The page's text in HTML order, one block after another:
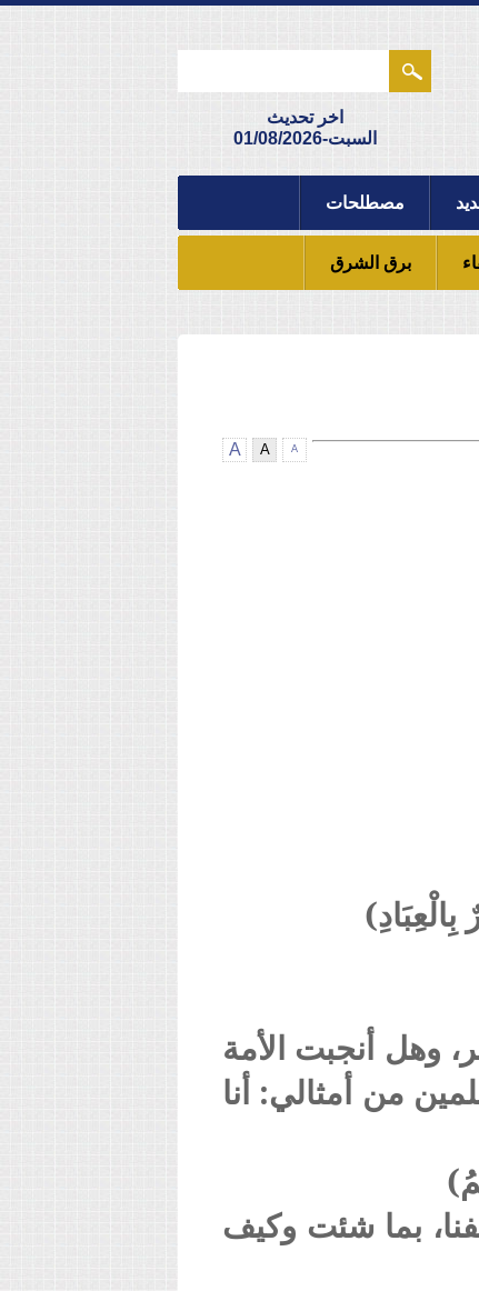
اخر تحديث
السبت-01/08/2026
مصطلحات
برق الشرق
A
A
A
وهل أنجبت الأمة
من أمثالي: أنا
بما شئت وكيف